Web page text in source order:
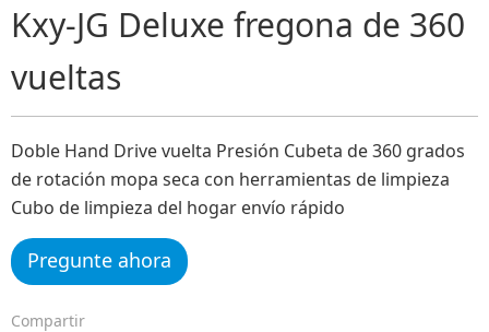
Kxy-JG Deluxe fregona de 360 ​​
vueltas
Doble Hand Drive vuelta Presión Cubeta de 360 ​​grados
de rotación mopa seca con herramientas de limpieza
Cubo de limpieza del hogar envío rápido
Pregunte ahora
Compartir